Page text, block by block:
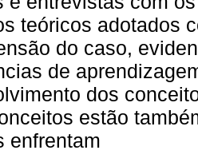
teóricos adotados
do caso,
de
dos
estão
enfrentam